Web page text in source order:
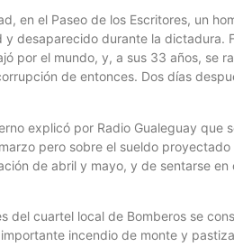
en el Paseo de los Escritores, un
desaparecido durante la dictadura.
por el mundo, y, a sus 33 años, se
de entonces. Dos días
explicó por Radio Gualeguay que
pero sobre el sueldo
de abril y mayo, y de sentarse
del cuartel local de Bomberos se
incendio de monte y